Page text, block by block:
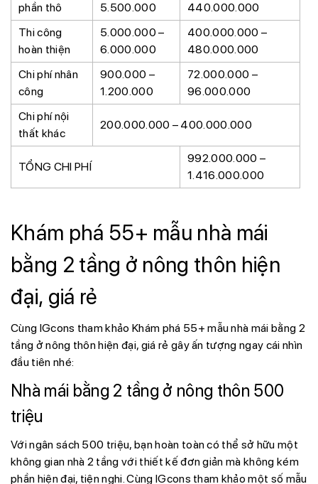
phần thô
5.500.000
440.000.000
Thi công
hoàn thiện
5.000.000 –
6.000.000
400.000.000 –
480.000.000
Chi phí nhân
công
900.000 –
1.200.000
72.000.000 –
96.000.000
Chi phí nội
thất khác
200.000.000 – 400.000.000
TỔNG CHI PHÍ
992.000.000 –
1.416.000.000
Khám phá 55+ mẫu nhà mái
bằng 2 tầng ở nông thôn hiện
đại, giá rẻ
Cùng IGcons tham khảo Khám phá 55+ mẫu nhà mái bằng 2
tầng ở nông thôn hiện đại, giá rẻ gây ấn tượng ngay cái nhìn
đầu tiên nhé:
Nhà mái bằng 2 tầng ở nông thôn 500
triệu
Với ngân sách 500 triệu, bạn hoàn toàn có thể sở hữu một
không gian nhà 2 tầng với thiết kế đơn giản mà không kém
phần hiện đại, tiện nghi. Cùng IGcons tham khảo một số mẫu